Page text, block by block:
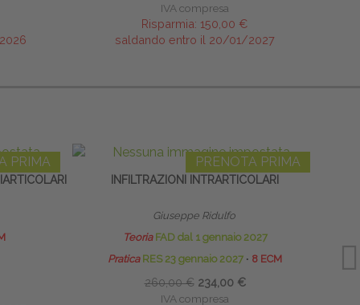
IVA compresa
Risparmia: 150,00 €
saldando entro il 20/01/2027
PRIMA PRENOTA PRIMA
INFILTRAZIONI INTRARTICOLARI
Giuseppe Ridulfo
Teoria FAD dal 1 gennaio 2027
PraticaRES 23 gennaio 2027 ∙ 8 ECM
260,00 € 234,00 €
IVA compresa